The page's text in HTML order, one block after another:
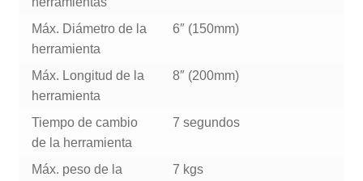
Máx. Diámetro de la
herramienta
6″ (150mm)
Máx. Longitud de la
herramienta
8″ (200mm)
Tiempo de cambio
de la herramienta
7 segundos
Máx. peso de la
7 kgs